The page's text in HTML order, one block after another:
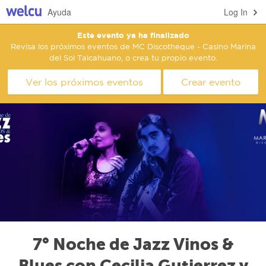
Log In
Ayuda
Este evento ya ha finalizado
Revisa los próximos eventos de MC Discotheque - Casino Marina
del Sol Talcahuano, o crea tu propio evento.
Ver los próximos eventos Crear evento
7° Noche de Jazz Vinos &